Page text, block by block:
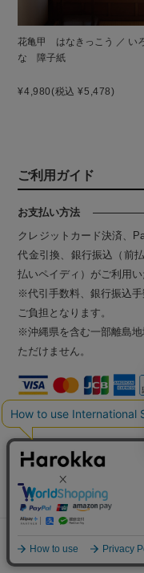
花亀甲 はなきっこう ／ い
な 障子紙
¥4,980(税込 ¥5,478)
ご利用ガイド
お支払い方法
クレジットカード決済、
代金引換、銀行振込（前
払いペイディ）がご利用い
※代引手数料、銀行振込
ご負担となります。
※沖縄県を含む一部離島
ただけません。
納期
当店の商品は、完全受注
ご注文確定後、商品の発
間をいただく場合がござい